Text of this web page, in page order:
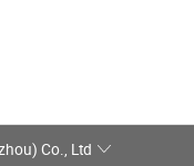
Co., Ltd